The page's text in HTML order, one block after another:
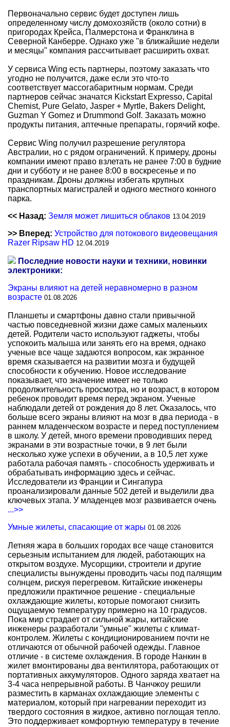
Первоначально сервис будет доступен лишь
определенному числу домохозяйств (около сотни) в
пригородах Крейса, Палмерстона и Франклина в
Северной Канберре. Однако уже "в ближайшие недели
и месяцы" компания рассчитывает расширить охват.
У сервиса Wing есть партнеры, поэтому заказать что
угодно не получится, даже если это что-то
соответствует массогабаритным нормам. Среди
партнеров сейчас значатся Kickstart Expresso, Capital
Chemist, Pure Gelato, Jasper + Myrtle, Bakers Delight,
Guzman Y Gomez и Drummond Golf. Заказать можно
продукты питания, аптечные препараты, горячий кофе.
Сервис Wing получил разрешение регулятора
Австралии, но с рядом ограничений. К примеру, дроны
компании имеют право взлетать не ранее 7:00 в будние
дни и субботу и не ранее 8:00 в воскресенье и по
праздникам. Дроны должны избегать крупных
транспортных магистралей и одного местного конного
парка.
<< Назад: Земля может лишиться облаков 13.04.2019
>> Вперед: Устройство для потокового видеовещания
Razer Ripsaw HD 12.04.2019
Последние новости науки и техники, новинки
электроники:
Экраны влияют на детей неравномерно в разном
возрасте 01.08.2026
Планшеты и смартфоны давно стали привычной
частью повседневной жизни даже самых маленьких
детей. Родители часто используют гаджеты, чтобы
успокоить малыша или занять его на время, однако
ученые все чаще задаются вопросом, как экранное
время сказывается на развитии мозга и будущей
способности к обучению. Новое исследование
показывает, что значение имеет не только
продолжительность просмотра, но и возраст, в котором
ребенок проводит время перед экраном. Ученые
наблюдали детей от рождения до 8 лет. Оказалось, что
больше всего экраны влияют на мозг в два периода - в
раннем младенческом возрасте и перед поступлением
в школу. У детей, много времени проводивших перед
экранами в эти возрастные точки, в 9 лет были
несколько хуже успехи в обучении, а в 10,5 лет хуже
работала рабочая память - способность удерживать и
обрабатывать информацию здесь и сейчас.
Исследователи из Франции и Сингапура
проанализировали данные 502 детей и выделили два
ключевых этапа. У младенцев мозг развивается очень
...>>
Умные жилеты, спасающие от жары 01.08.2026
Летняя жара в больших городах все чаще становится
серьезным испытанием для людей, работающих на
открытом воздухе. Мусорщики, строители и другие
специалисты вынуждены проводить часы под палящим
солнцем, рискуя перегревом. Китайские инженеры
предложили практичное решение - специальные
охлаждающие жилеты, которые помогают снизить
ощущаемую температуру примерно на 10 градусов.
Пока мир страдает от сильной жары, китайские
инженеры разработали "умные" жилеты с климат-
контролем. Жилеты с кондиционированием почти не
отличаются от обычной рабочей одежды. Главное
отличие - в системе охлаждения. В городе Нанкин в
жилет вмонтированы два вентилятора, работающих от
портативных аккумуляторов. Одного заряда хватает на
3-4 часа непрерывной работы. В Чанчжоу решили
разместить в карманах охлаждающие элементы с
материалом, который при нагревании переходит из
твердого состояния в жидкое, активно поглощая тепло.
Это поддерживает комфортную температуру в течение